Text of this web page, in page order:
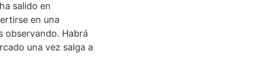
salido en
en una
observando. Habrá
una vez salga a